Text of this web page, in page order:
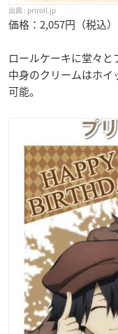
priroll.jp
価格：2,057円（税込）
ロールケーキに堂々と
中身のクリームはホ
可能。